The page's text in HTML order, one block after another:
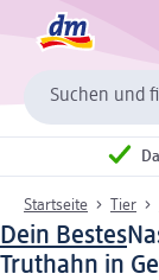
Suchen und
Startseite Tier
Dein Bestes
Truthahn in